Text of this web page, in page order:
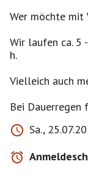
Wer möchte mit
Wir laufen ca. 5
h.
Vielleich auch
Bei
Sa.,